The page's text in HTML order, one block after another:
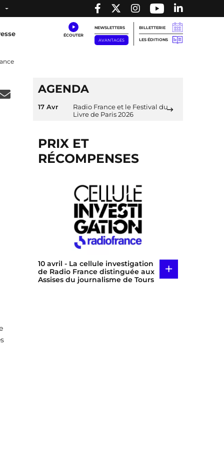
NEWSLETTERS
AVANTAGES
BILLETTERIE
LES ÉDITIONS
AGENDA
17 Avr
Radio France et le Festival du
Livre de Paris 2026
PRIX ET
RÉCOMPENSES
10 avril - La cellule investigation
de Radio France distinguée aux
Assises du journalisme de Tours
+